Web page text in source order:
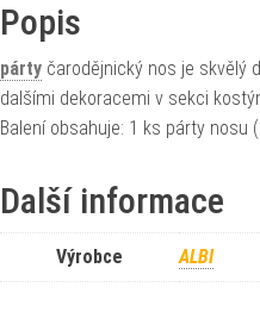
Popis
párty čarodějnický nos je skvělý
dalšími dekoracemi v sekci
Balení obsahuje: 1 ks párty nosu
Další informace
Výrobce ALBI